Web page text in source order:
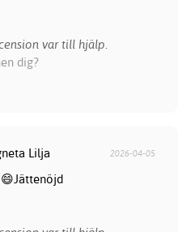
var till hjälp.
dig?
Lilja 2026-04-05